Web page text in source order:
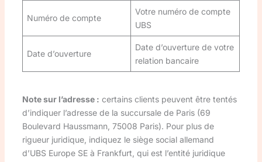
Numéro de compte
Votre numéro de compte
UBS
Date d’ouverture
Date d’ouverture de votre
relation bancaire
Note sur l’adresse : certains clients peuvent être tentés
d’indiquer l’adresse de la succursale de Paris (69
Boulevard Haussmann, 75008 Paris). Pour plus de
rigueur juridique, indiquez le siège social allemand
d’UBS Europe SE à Frankfurt, qui est l’entité juridique